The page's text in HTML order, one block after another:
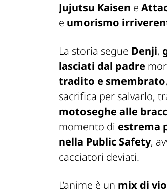
Jujutsu Kaisen e
e umorismo
La storia segue Denji,
lasciati dal padre
tradito e smembrato
sacrifica per salvarlo,
motoseghe alle
momento di estrema
nella Public Safety,
cacciatori deviati.
L’anime è un mix di